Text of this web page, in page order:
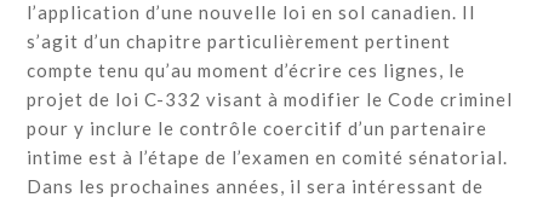
l’application d’une nouvelle loi en sol canadien. Il
s’agit d’un chapitre particulièrement pertinent
compte tenu qu’au moment d’écrire ces lignes, le
projet de loi C-332 visant à modifier le Code criminel
pour y inclure le contrôle coercitif d’un partenaire
intime est à l’étape de l’examen en comité sénatorial.
Dans les prochaines années, il sera intéressant de